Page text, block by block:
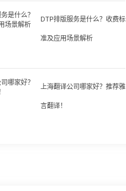
DTP排版服务是什么？收费标
准及应用场景解析
上海翻译公司哪家好？推荐雅
言翻译！